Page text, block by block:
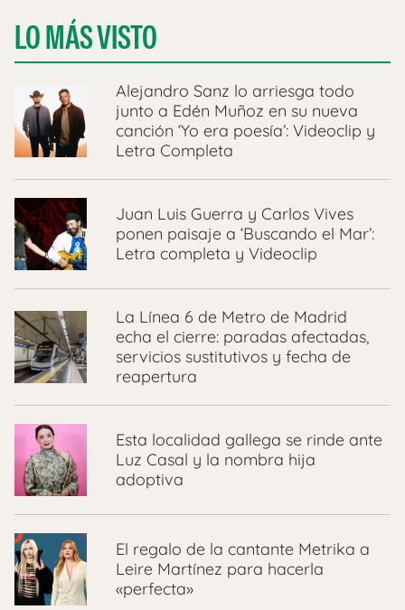
LO MÁS VISTO
Alejandro Sanz lo arriesga todo
junto a Edén Muñoz en su nueva
canción ‘Yo era poesía’: Videoclip y
Letra Completa
Juan Luis Guerra y Carlos Vives
ponen paisaje a ‘Buscando el Mar’:
Letra completa y Videoclip
La Línea 6 de Metro de Madrid
echa el cierre: paradas afectadas,
servicios sustitutivos y fecha de
reapertura
Esta localidad gallega se rinde ante
Luz Casal y la nombra hija
adoptiva
El regalo de la cantante Metrika a
Leire Martínez para hacerla
«perfecta»